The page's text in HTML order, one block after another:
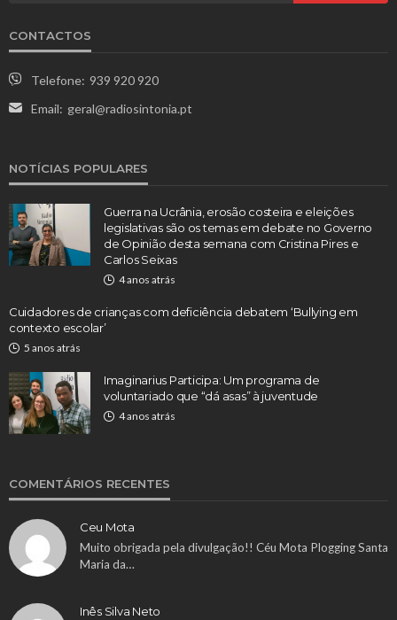
CONTACTOS
Telefone: 939 920 920
Email: geral@radiosintonia.pt
NOTÍCIAS POPULARES
Guerra na Ucrânia, erosão costeira e eleições
legislativas são os temas em debate no Governo
de Opinião desta semana com Cristina Pires e
Carlos Seixas
4 anos atrás
Cuidadores de crianças com deficiência debatem ‘Bullying em
contexto escolar’
5 anos atrás
Imaginarius Participa: Um programa de
voluntariado que “dá asas” à juventude
4 anos atrás
COMENTÁRIOS RECENTES
Ceu Mota
Muito obrigada pela divulgação!! Céu Mota Plogging Santa
Maria da…
Inês Silva Neto